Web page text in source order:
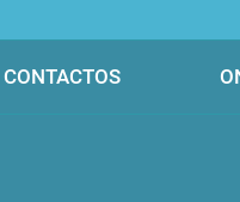
CONTACTOS